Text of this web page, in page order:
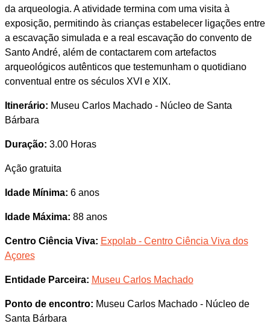
da arqueologia. A atividade termina com uma visita à
exposição, permitindo às crianças estabelecer ligações entre
a escavação simulada e a real escavação do convento de
Santo André, além de contactarem com artefactos
arqueológicos autênticos que testemunham o quotidiano
conventual entre os séculos XVI e XIX.
Itinerário: Museu Carlos Machado - Núcleo de Santa
Bárbara
Duração: 3.00 Horas
Ação gratuita
Idade Mínima: 6 anos
Idade Máxima: 88 anos
Centro Ciência Viva: Expolab - Centro Ciência Viva dos
Açores
Entidade Parceira: Museu Carlos Machado
Ponto de encontro: Museu Carlos Machado - Núcleo de
Santa Bárbara